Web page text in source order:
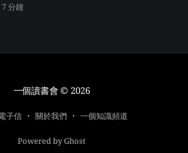
，可參考文章 开智公开课 黄扬名博士：
源自阿拉伯
分鐘
一個讀書會 © 2026
子信 關於我們 一個知識頻道
Powered by Ghost